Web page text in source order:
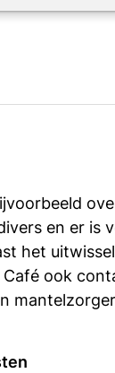
en er is
het
ook